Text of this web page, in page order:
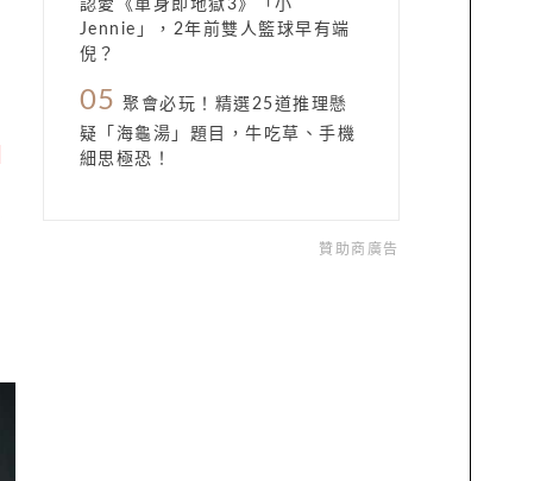
認愛《單身即地獄3》「小
Jennie」，2年前雙人籃球早有端
倪？
05 聚會必玩！精選25道推理懸
疑「海龜湯」題目，牛吃草、手機
細思極恐！
贊助商廣告